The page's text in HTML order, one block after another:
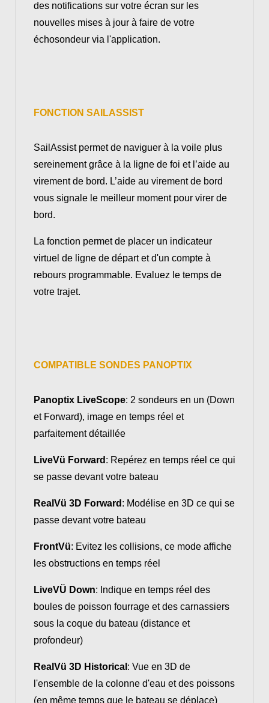
des notifications sur votre écran sur les
nouvelles mises à jour à faire de votre
échosondeur via l'application.
FONCTION SAILASSIST
SailAssist permet de naviguer à la voile plus
sereinement grâce à la ligne de foi et l’aide au
virement de bord. L’aide au virement de bord
vous signale le meilleur moment pour virer de
bord.
La fonction permet de placer un indicateur
virtuel de ligne de départ et d'un compte à
rebours programmable. Evaluez le temps de
votre trajet.
COMPATIBLE SONDES PANOPTIX
Panoptix LiveScope: 2 sondeurs en un (Down
et Forward), image en temps réel et
parfaitement détaillée
LiveVü Forward : Repérez en temps réel ce qui
se passe devant votre bateau
RealVü 3D Forward : Modélise en 3D ce qui se
passe devant votre bateau
FrontVü: Evitez les collisions, ce mode affiche
les obstructions en temps réel
LiveVÜ Down: Indique en temps réel des
boules de poisson fourrage et des carnassiers
sous la coque du bateau (distance et
profondeur)
RealVü 3D Historical : Vue en 3D de
l'ensemble de la colonne d'eau et des poissons
(en même temps que le bateau se déplace)